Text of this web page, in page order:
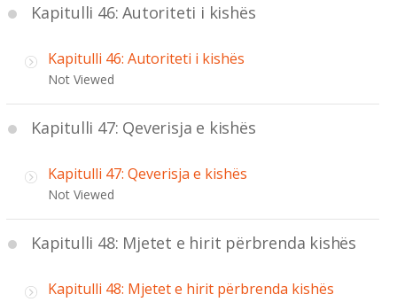
Kapitulli 46: Autoriteti i kishës
Kapitulli 46: Autoriteti i kishës
Not Viewed
Kapitulli 47: Qeverisja e kishës
Kapitulli 47: Qeverisja e kishës
Not Viewed
Kapitulli 48: Mjetet e hirit përbrenda kishës
Kapitulli 48: Mjetet e hirit përbrenda kishës